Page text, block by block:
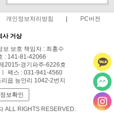
개인정보처리방침 PC버전
사 거상
보 보호 책임자 : 최홍수
: 141-81-42066
2015-경기파주-6226호
팩스 : 031-941-4560
읍 능안리 1042-2번지
보확인
ALL RIGHTS RESERVED.